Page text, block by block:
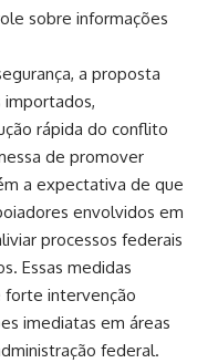
sobre informações
a proposta
importados,
rápida do conflito
de promover
a expectativa de que
envolvidos em
processos federais
Essas medidas
intervenção
imediatas em áreas
federal.